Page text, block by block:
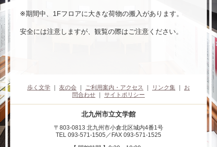
※期間中、1Fフロアに大きな荷物の搬入があります。
安全には注意しますが、観覧の際はご注意ください。
歩く文学 友の会 ご利用案内・アクセス リンク集
お
問合わせ
サイトポリシー
北九州市立文学館
〒803-0813 北九州市小倉北区城内4番1号
TEL 093-571-1505／FAX 093-571-1525